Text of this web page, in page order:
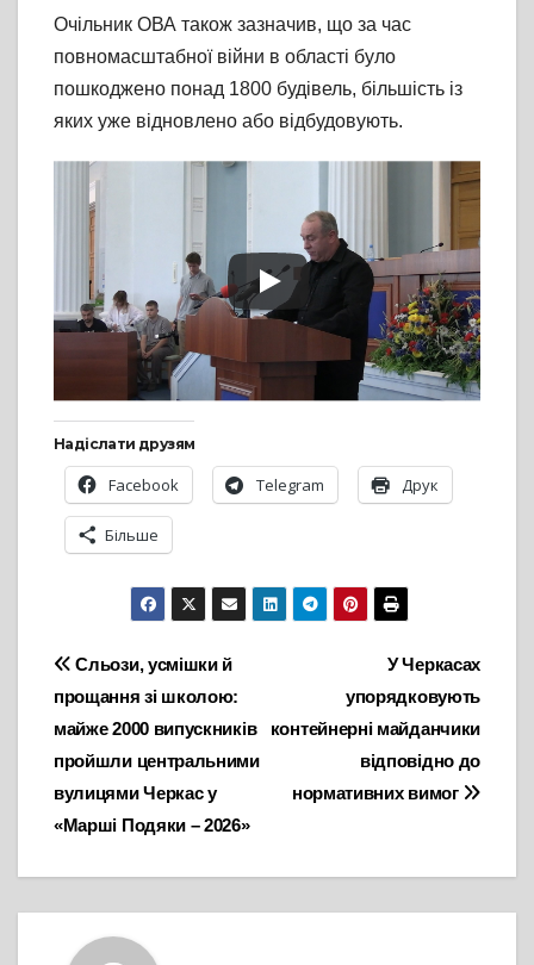
Очільник ОВА також зазначив, що за час
повномасштабної війни в області було
пошкоджено понад 1800 будівель, більшість із
яких уже відновлено або відбудовують.
Надіслати друзям
Facebook Telegram Друк
Більше
Навігація
записів
У Черкасах
упорядковують
контейнерні майданчики
відповідно до
нормативних вимог
Сльози, усмішки й
прощання зі школою:
майже 2000 випускників
пройшли центральними
вулицями Черкас у
«Марші Подяки – 2026»